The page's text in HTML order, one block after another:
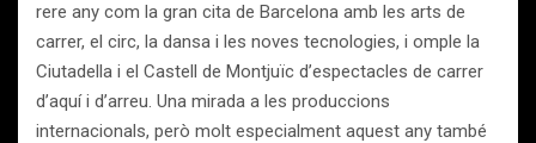
rere any com la gran cita de Barcelona amb les arts de
carrer, el circ, la dansa i les noves tecnologies, i omple la
Ciutadella i el Castell de Montjuïc d’espectacles de carrer
d’aquí i d’arreu. Una mirada a les produccions
internacionals, però molt especialment aquest any també